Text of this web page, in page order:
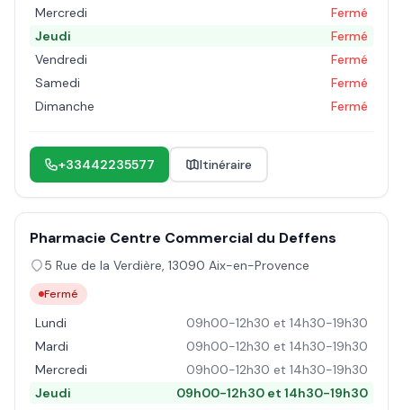
Mercredi
Fermé
Jeudi
Fermé
Vendredi
Fermé
Samedi
Fermé
Dimanche
Fermé
+33442235577 Itinéraire
Pharmacie Centre Commercial du Deffens
5 Rue de la Verdière, 13090 Aix-en-Provence
Fermé
Lundi
09h00-12h30 et 14h30-19h30
Mardi
09h00-12h30 et 14h30-19h30
Mercredi
09h00-12h30 et 14h30-19h30
Jeudi
09h00-12h30 et 14h30-19h30